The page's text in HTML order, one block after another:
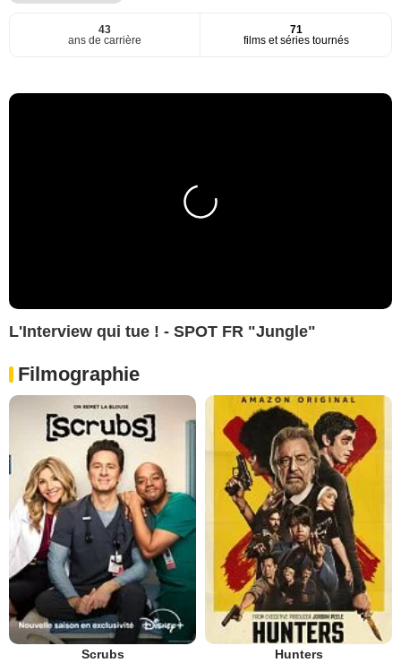
43
ans de carrière
71
films et séries tournés
L'Interview qui tue ! - SPOT FR "Jungle"
Filmographie
Scrubs Hunters